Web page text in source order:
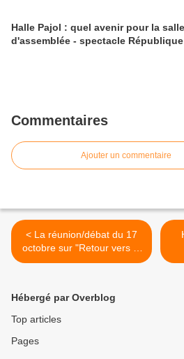
Halle Pajol : quel avenir pour la salle
d'assemblée - spectacle
Commentaires
Ajouter un commentaire
< La réunion/débat du 17
octobre sur "Retour vers le
futur du quartier Rosa
Hébergé par Overblog
Top articles
Pages